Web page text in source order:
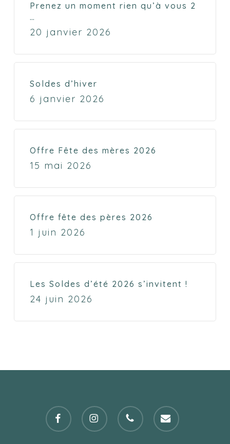
Prenez un moment rien qu’à vous 2
…
20 janvier 2026
Soldes d’hiver
6 janvier 2026
Offre Fête des mères 2026
15 mai 2026
Offre fête des pères 2026
1 juin 2026
Les Soldes d’été 2026 s’invitent !
24 juin 2026
facebookinstagramphone email